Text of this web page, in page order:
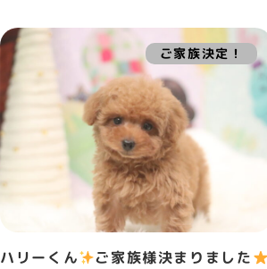
ご家族決定！
ハリーくん ️ご家族様決まりました